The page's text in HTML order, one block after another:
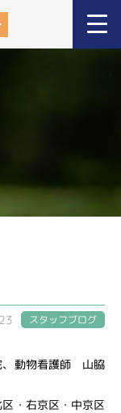
スタッフブログ
、動物看護師 山脇
・右京区・中京区